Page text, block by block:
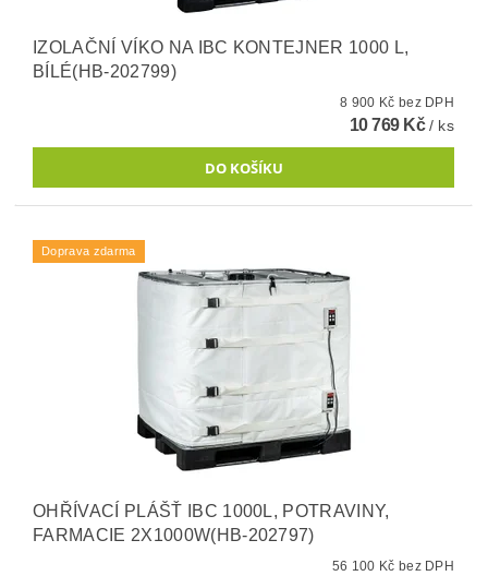
IZOLAČNÍ VÍKO NA IBC KONTEJNER 1000 L,
BÍLÉ(HB-202799)
8 900 Kč bez DPH
10 769 Kč/ ks
Doprava zdarma
OHŘÍVACÍ PLÁŠŤ IBC 1000L, POTRAVINY,
FARMACIE 2X1000W(HB-202797)
56 100 Kč bez DPH